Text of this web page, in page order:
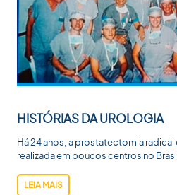
HISTÓRIAS DA UROLOGIA
Há 24 anos, a prostatectomia
realizada em poucos centros no
LEIA MAIS